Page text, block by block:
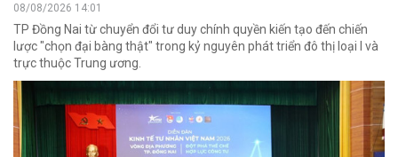
08/08/2026 14:01
TP Đồng Nai từ chuyển đổi tư duy chính quyền kiến tạo đến chiến
lược "chọn đại bàng thật" trong kỷ nguyên phát triển đô thị loại I và
trực thuộc Trung ương.